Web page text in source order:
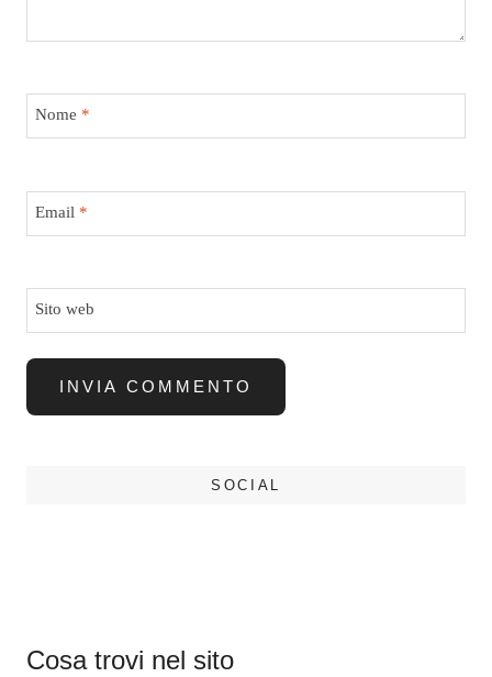
Nome *
Email *
Sito web
SOCIAL
Cosa trovi nel sito